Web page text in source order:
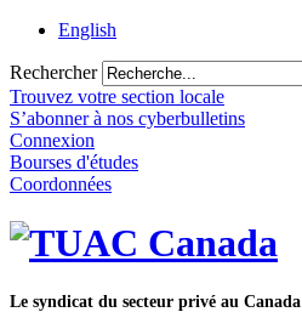
English
Rechercher
Trouvez votre section locale
S’abonner à nos cyberbulletins
Connexion
Bourses d'études
Coordonnées
Le syndicat du secteur privé au Canada